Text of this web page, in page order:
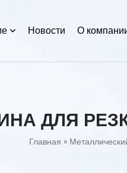
Новости О
ДЛЯ
Главная »